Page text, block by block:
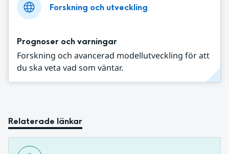
Forskning och utveckling
Prognoser och varningar
Forskning och avancerad modellutveckling för att
du ska veta vad som väntar.
Relaterade länkar